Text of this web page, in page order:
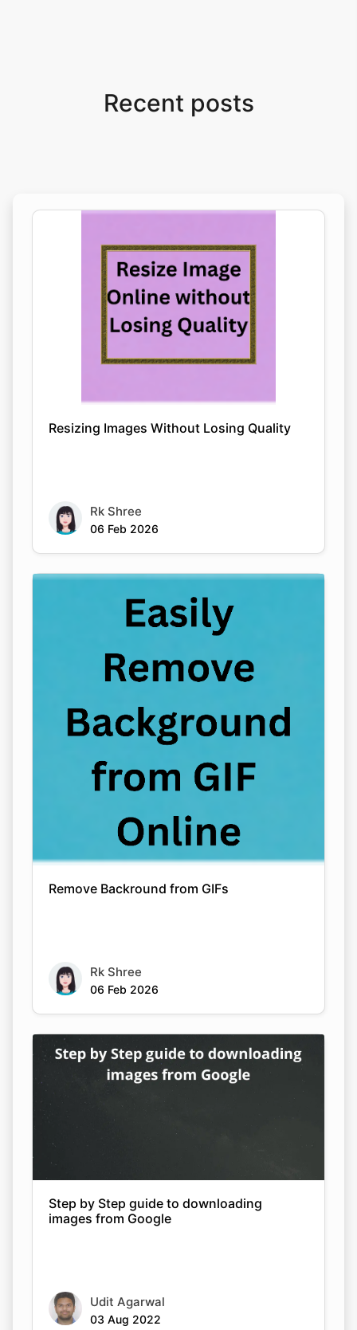
Recent posts
Resizing Images Without Losing Quality
Rk Shree
06 Feb 2026
Remove Backround from GIFs
Rk Shree
06 Feb 2026
Step by Step guide to downloading
images from Google
Udit Agarwal
03 Aug 2022